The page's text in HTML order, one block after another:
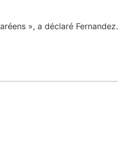
», a déclaré Fernandez.